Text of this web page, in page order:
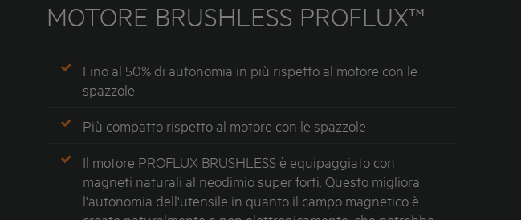
MOTORE BRUSHLESS PROFLUX™
Fino al 50% di autonomia in più rispetto al motore con le
spazzole
Più compatto rispetto al motore con le spazzole
Il motore PROFLUX BRUSHLESS è equipaggiato con
magneti naturali al neodimio super forti. Questo migliora
l'autonomia dell'utensile in quanto il campo magnetico è